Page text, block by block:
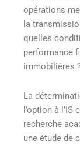
opérations
la
quelles
performance
immobilières
La
l’option à l’IS
recherche
une étude de